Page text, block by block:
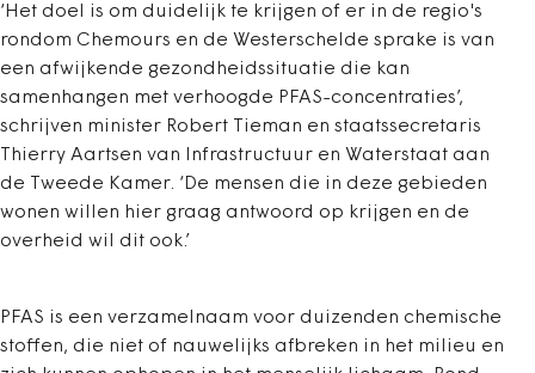
‘Het doel is om duidelijk te krijgen of er in de regio's
rondom Chemours en de Westerschelde sprake is van
een afwijkende gezondheidssituatie die kan
samenhangen met verhoogde PFAS-concentraties’,
schrijven minister Robert Tieman en staatssecretaris
Thierry Aartsen van Infrastructuur en Waterstaat aan
de Tweede Kamer. ‘De mensen die in deze gebieden
wonen willen hier graag antwoord op krijgen en de
overheid wil dit ook.’
PFAS is een verzamelnaam voor duizenden chemische
stoffen, die niet of nauwelijks afbreken in het milieu en